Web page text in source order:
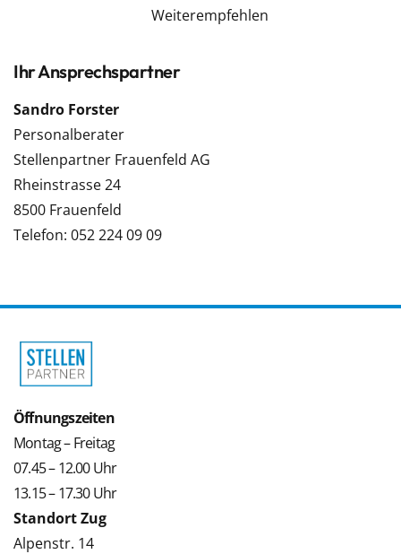
Weiterempfehlen
Ihr Ansprechspartner
Sandro Forster
Personalberater
Stellenpartner Frauenfeld AG
Rheinstrasse 24
8500 Frauenfeld
Telefon: 052 224 09 09
Öffnungszeiten
Montag – Freitag
07.45 – 12.00 Uhr
13.15 – 17.30 Uhr
Standort Zug
Alpenstr. 14